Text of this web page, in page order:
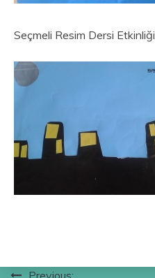
Seçmeli Resim Dersi Etkinliği
Previous: